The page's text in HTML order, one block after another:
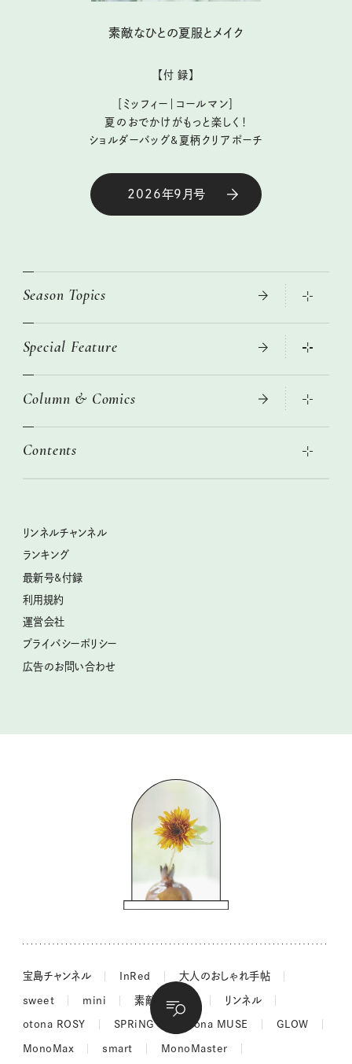
素敵なひとの夏服とメイク
【付 録】
［ミッフィー｜コールマン］
夏のおでかけがもっと楽しく！
ショルダーバッグ&夏柄クリアポーチ
2026年9月号
Season Topics
大人のリュック探し 2026SS
この春ほしい大人のスニーカー 2026春夏
本当に使える「旅道具」
母の日に贈りたい、お花モチーフのアイテム
Special Feature
2026年春夏 トレンドファッションニュース
女子旅おすすめスポット 暮らすように心地いいリンネル旅ガイ
リンネル 暮らしの道具大賞
ナチュラルメイクレッスン
喜ばれる贈り物手帖
Column & Comics
ぐれいさん
空想喫茶トラノコクさんのあの店この店、喫茶訪問日記
圷みほさんのゆるっと週末キャンプ通信
豆柴・まもるくんの旅日記
柳沢小実さんのお散歩するようなゆるり旅
valoさんのかわいいもの探し
コウケンテツのヒトワザ巡り
ノーラのフィンランド旅気分
吉田羊さんの着物と12のアソビゴコロ
長谷川あかりさんの今週もお疲れ様つまみ
Contents
リンネル暮らし部
リンネルチャンネル
おぱんつ君のわくわく楽しい一週間占い
毎日が心地よくなるリンネルタロット
リンネルチャンネル
ランキング
最新号&付録
利用規約
運営会社
プライバシーポリシー
広告のお問い合わせ
宝島チャンネル InRed 大人のおしゃれ手帖
sweet mini 素敵なあの人 リンネル
otona ROSY SPRiNG otona MUSE GLOW
MonoMax smart MonoMaster